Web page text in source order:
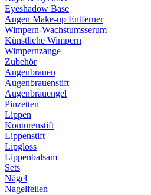
Eyeshadow Base
Augen Make-up Entferner
Wimpern-Wachstumsserum
Künstliche Wimpern
Wimpernzange
Zubehör
Augenbrauen
Augenbrauenstift
Augenbrauengel
Pinzetten
Lippen
Konturenstift
Lippenstift
Lipgloss
Lippenbalsam
Sets
Nägel
Nagelfeilen